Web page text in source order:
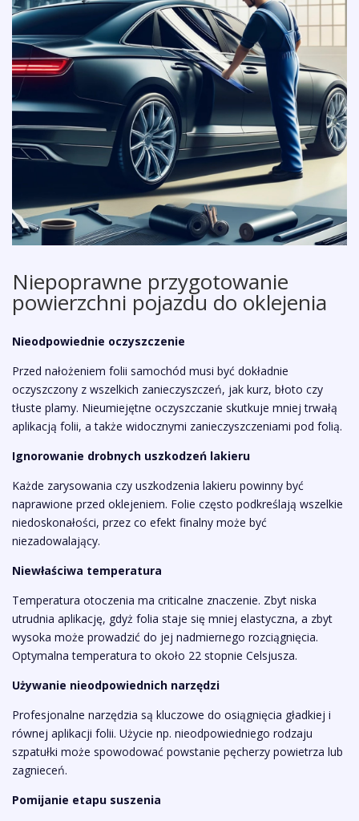
Niepoprawne przygotowanie
powierzchni pojazdu do oklejenia
Nieodpowiednie oczyszczenie
Przed nałożeniem folii samochód musi być dokładnie
oczyszczony z wszelkich zanieczyszczeń, jak kurz, błoto czy
tłuste plamy. Nieumiejętne oczyszczanie skutkuje mniej trwałą
aplikacją folii, a także widocznymi zanieczyszczeniami pod folią.
Ignorowanie drobnych uszkodzeń lakieru
Każde zarysowania czy uszkodzenia lakieru powinny być
naprawione przed oklejeniem. Folie często podkreślają wszelkie
niedoskonałości, przez co efekt finalny może być
niezadowalający.
Niewłaściwa temperatura
Temperatura otoczenia ma criticalne znaczenie. Zbyt niska
utrudnia aplikację, gdyż folia staje się mniej elastyczna, a zbyt
wysoka może prowadzić do jej nadmiernego rozciągnięcia.
Optymalna temperatura to około 22 stopnie Celsjusza.
Używanie nieodpowiednich narzędzi
Profesjonalne narzędzia są kluczowe do osiągnięcia gładkiej i
równej aplikacji folii. Użycie np. nieodpowiedniego rodzaju
szpatułki może spowodować powstanie pęcherzy powietrza lub
zagnieceń.
Pomijanie etapu suszenia